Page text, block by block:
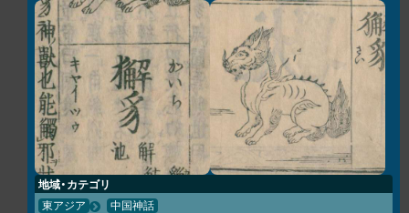
地域・カテゴリ
東アジア 中国神話